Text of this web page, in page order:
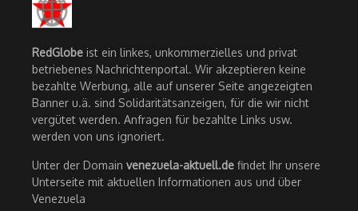
RedGlobe ist ein linkes, unkommerzielles und privat
betriebenes Nachrichtenportal. Wir akzeptieren keine
bezahlte Werbung, alle auf unserer Seite angezeigten
Banner u.ä. sind Solidaritätsanzeigen, für die wir nicht
vergütet werden. Anfragen für bezahlte Links usw.
werden von uns ignoriert.
Unter der Domain venezuela-aktuell.de findet Ihr unsere
Unterseite mit aktuellen Informationen aus und über
Venezuela